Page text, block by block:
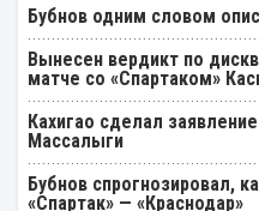
Бубнов одним словом
Вынесен вердикт по
матче со «Спартаком»
Кахигао сделал
Массалыги
Бубнов спрогнозировал,
«Спартак» — «Краснодар»